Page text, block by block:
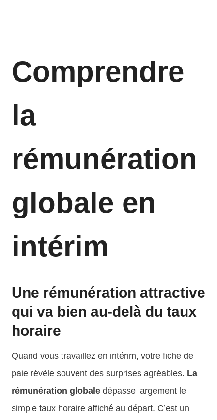
Comprendre
la
rémunération
globale en
intérim
Une rémunération attractive
qui va bien au-delà du taux
horaire
Quand vous travaillez en intérim, votre fiche de
paie révèle souvent des surprises agréables. La
rémunération globale dépasse largement le
simple taux horaire affiché au départ. C’est un